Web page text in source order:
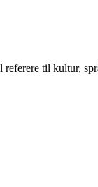
til kultur,